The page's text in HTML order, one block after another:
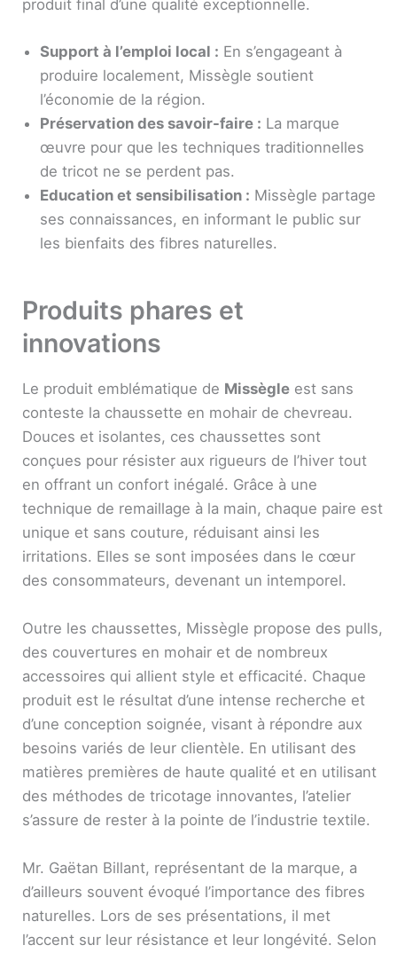
produit final d’une qualité exceptionnelle.
Support à l’emploi local : En s’engageant à
produire localement, Missègle soutient
l’économie de la région.
Préservation des savoir-faire : La marque
œuvre pour que les techniques traditionnelles
de tricot ne se perdent pas.
Education et sensibilisation : Missègle partage
ses connaissances, en informant le public sur
les bienfaits des fibres naturelles.
Produits phares et
innovations
Le produit emblématique de Missègle est sans
conteste la chaussette en mohair de chevreau.
Douces et isolantes, ces chaussettes sont
conçues pour résister aux rigueurs de l’hiver tout
en offrant un confort inégalé. Grâce à une
technique de remaillage à la main, chaque paire est
unique et sans couture, réduisant ainsi les
irritations. Elles se sont imposées dans le cœur
des consommateurs, devenant un intemporel.
Outre les chaussettes, Missègle propose des pulls,
des cou­vertures en mohair et de nombreux
accessoires qui allient style et efficacité. Chaque
produit est le résultat d’une intense recherche et
d’une conception soignée, visant à répondre aux
besoins variés de leur clientèle. En utilisant des
matières premières de haute qualité et en utilisant
des méthodes de tricotage innovantes, l’atelier
s’assure de rester à la pointe de l’industrie textile.
Mr. Gaëtan Billant, représentant de la marque, a
d’ailleurs souvent évoqué l’importance des fibres
naturelles. Lors de ses présentations, il met
l’accent sur leur résistance et leur longévité. Selon